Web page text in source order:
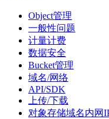
Object管理
一般性问题
计量计费
数据安全
Bucket管理
域名/网络
API/SDK
上传/下载
对象存储域名内网